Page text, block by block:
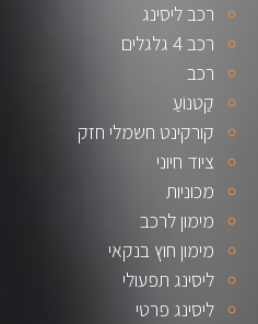
רכב ליסינג
רכב 4 גלגלים
רכב
קַטנוֹעַ
קורקינט חשמלי חזק
ציוד חיוני
מכוניות
מימון לרכב
מימון חוץ בנקאי
ליסינג תפעולי
ליסינג פרטי